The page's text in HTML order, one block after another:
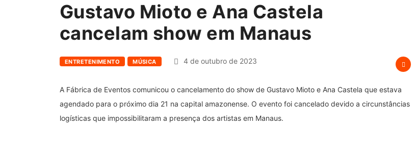
Gustavo Mioto e Ana Castela
cancelam show em Manaus
ENTRETENIMENTO MÚSICA 4 de outubro de 2023
A Fábrica de Eventos comunicou o cancelamento do show de Gustavo Mioto e Ana Castela que estava
agendado para o próximo dia 21 na capital amazonense. O evento foi cancelado devido a circunstâncias
logísticas que impossibilitaram a presença dos artistas em Manaus.